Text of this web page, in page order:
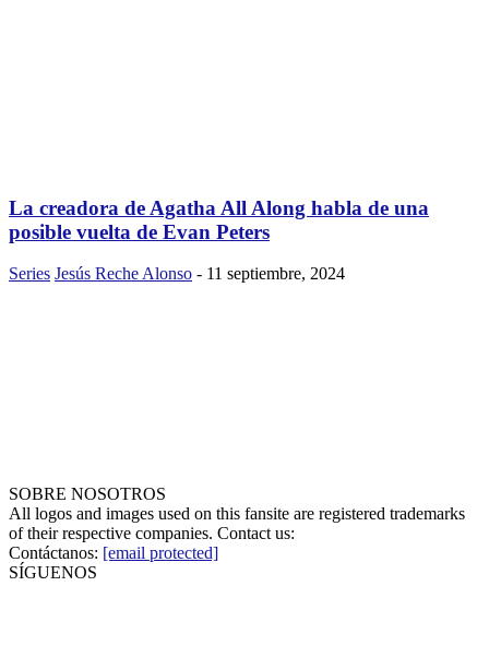
La creadora de Agatha All Along habla de una
posible vuelta de Evan Peters
Series Jesús Reche Alonso - 11 septiembre, 2024
SOBRE NOSOTROS
All logos and images used on this fansite are registered trademarks
of their respective companies. Contact us:
Contáctanos: [email protected]
SÍGUENOS